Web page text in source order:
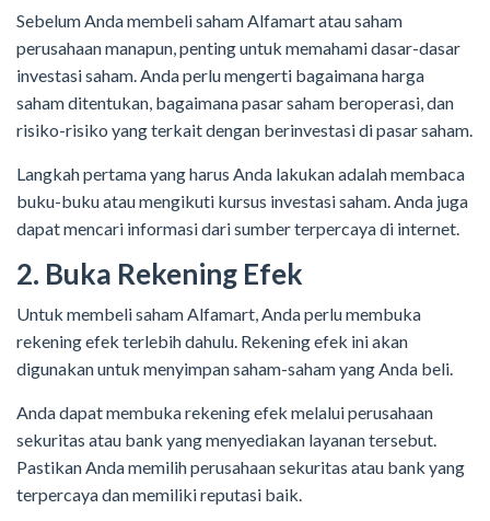
Sebelum Anda membeli saham Alfamart atau saham
perusahaan manapun, penting untuk memahami dasar-dasar
investasi saham. Anda perlu mengerti bagaimana harga
saham ditentukan, bagaimana pasar saham beroperasi, dan
risiko-risiko yang terkait dengan berinvestasi di pasar saham.
Langkah pertama yang harus Anda lakukan adalah membaca
buku-buku atau mengikuti kursus investasi saham. Anda juga
dapat mencari informasi dari sumber terpercaya di internet.
2. Buka Rekening Efek
Untuk membeli saham Alfamart, Anda perlu membuka
rekening efek terlebih dahulu. Rekening efek ini akan
digunakan untuk menyimpan saham-saham yang Anda beli.
Anda dapat membuka rekening efek melalui perusahaan
sekuritas atau bank yang menyediakan layanan tersebut.
Pastikan Anda memilih perusahaan sekuritas atau bank yang
terpercaya dan memiliki reputasi baik.